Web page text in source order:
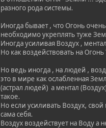
разного рода системы.
Иногда бывает , что Огонь
необходимо укреплять туже
Иногда усиливая Воздух ,
Но как воздействовать на
Но ведь иногда , на людей ,
это в мире как ослабленная
(астрал людей) а ментал
такое.
Но если усиливать Воздух,
сама себя.
Воздух воздействует на Воду а